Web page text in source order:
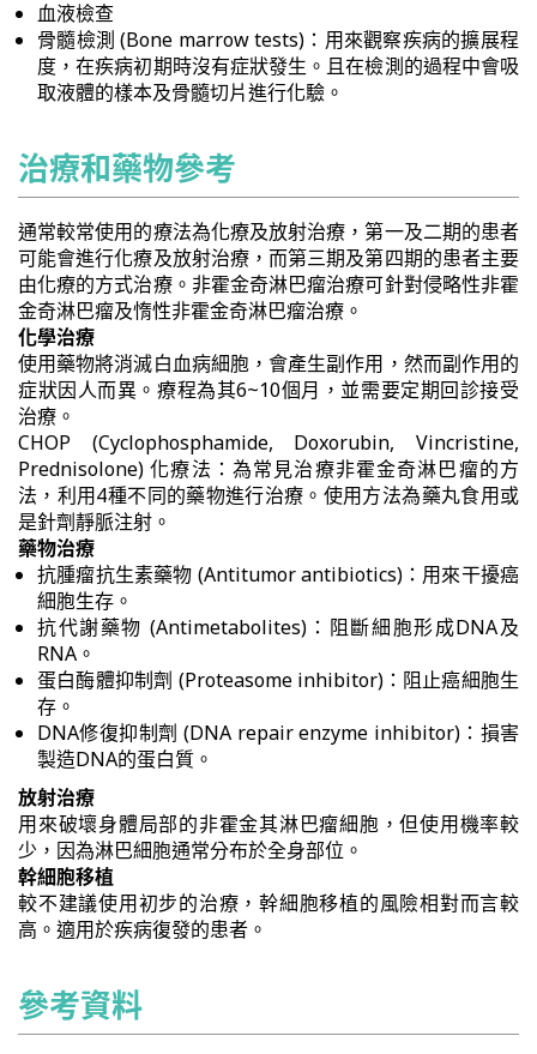
血液檢查
骨髓檢測 (Bone marrow tests)：用來觀察疾病的擴展程
度，在疾病初期時沒有症狀發生。且在檢測的過程中會吸
取液體的樣本及骨髓切片進行化驗。
治療和藥物參考
通常較常使用的療法為化療及放射治療，第一及二期的患者
可能會進行化療及放射治療，而第三期及第四期的患者主要
由化療的方式治療。非霍金奇淋巴瘤治療可針對侵略性非霍
金奇淋巴瘤及惰性非霍金奇淋巴瘤治療。
化學治療
使用藥物將消滅白血病細胞，會產生副作用，然而副作用的
症狀因人而異。療程為其6~10個月，並需要定期回診接受
治療。
CHOP (Cyclophosphamide, Doxorubin, Vincristine,
Prednisolone) 化療法：為常見治療非霍金奇淋巴瘤的方
法，利用4種不同的藥物進行治療。使用方法為藥丸食用或
是針劑靜脈注射。
藥物治療
抗腫瘤抗生素藥物 (Antitumor antibiotics)：用來干擾癌
細胞生存。
抗代謝藥物 (Antimetabolites)：阻斷細胞形成DNA及
RNA。
蛋白酶體抑制劑 (Proteasome inhibitor)：阻止癌細胞生
存。
DNA修復抑制劑 (DNA repair enzyme inhibitor)：損害
製造DNA的蛋白質。
放射治療
用來破壞身體局部的非霍金其淋巴瘤細胞，但使用機率較
少，因為淋巴細胞通常分布於全身部位。
幹細胞移植
較不建議使用初步的治療，幹細胞移植的風險相對而言較
高。適用於疾病復發的患者。
參考資料